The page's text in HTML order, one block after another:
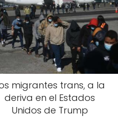
migrantes trans, a la
deriva en el Estados
Unidos de Trump